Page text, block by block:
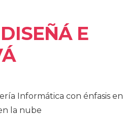
E
Informática con énfasis en
la nube